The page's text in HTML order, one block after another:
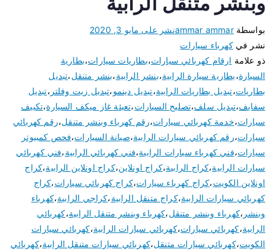
بواسطةammar ammarنشر على مايو 3, 2020
نشر فيكهرباء سيارات
ذو علامة ارقام كهربائي سيارات،بطاريات سيارات،بطارية
السيارة،بطارية سيارة الرابية،بنشر الرابية،بنشر متنقل،تبديل
بطاريات،تبديل بطاريات الرابية،تبديل دينمو،تبديل زيت وفلتر ،تبديل
سفايف،تبديل سلف،تصليح السيارات،تعبئة غاز ميكف السيارة،تكييف
سيارات،خدمة كهربائي سيارات،رقم كهرباء وبنشر متنقل،رقم كهربائي
سيارات،رقم كهربائي سيارات الرابية،صيانة السيارات،فحص كمبيوتر
سيارات،فني كهرباء سيارات الرابية،فني كهربائي الرابية،فني كهربائي
سيارات الرابية،كراج الرابية،كراج اونلاين،كراج اونلاين الرابية،كراج
اونلاين الكويت،كراج كهرباء سيارات،كراج كهربائي سيارات،كراج
كهربائي سيارات الرابية،كراج متنقل الرابية،كراجي الرابية،كهرباء
وبنشر ،كهرباء وبنشر متنقل،كهرباء وبنشر متنقل الرابية،كهربائي
الرابية،كهربائي سيارات،كهربائي سيارات الرابية،كهربائي سيارات
الكويت،كهربائي سيارات متنقل،كهربائي سيارات متنقل الرابية،كهربائي